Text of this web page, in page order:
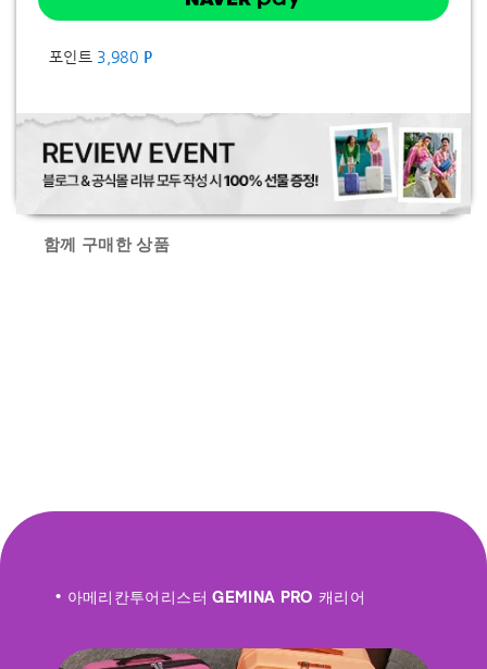
포인트 3,980 P
함께 구매한 상품
• 아메리칸투어리스터 GEMINA PRO 캐리어